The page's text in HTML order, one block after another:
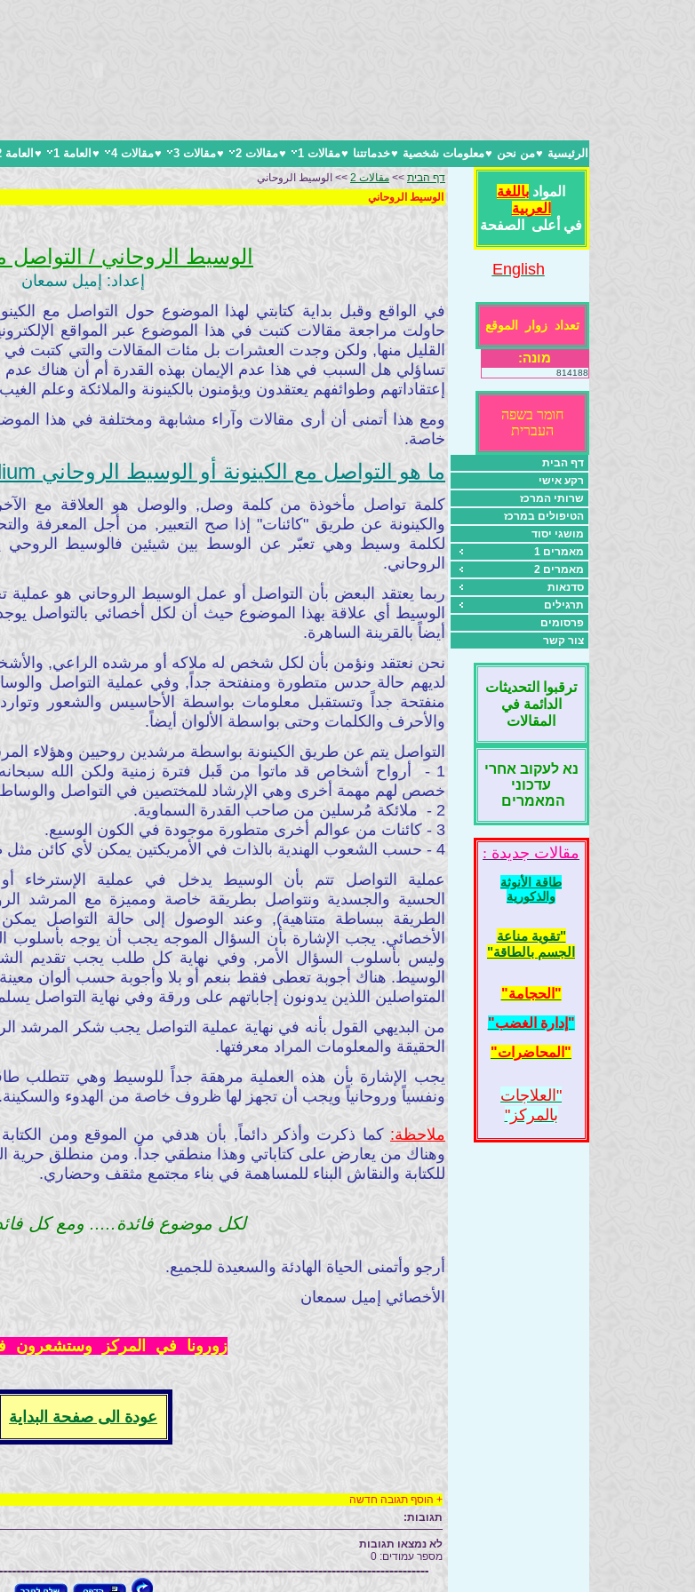
الرئيسية ♥من نحن ♥معلومات شخصية ♥خدماتتنا ♥مقالات 1 ♥مقالات 2 ♥مقالات 3 ♥مقالات 4 ♥ العامة 1 ♥ العامة 2
المواد باللغة
العربية
في أعلى الصفحة
English
تعداد زوار الموقع
מונה:
814188
חומר בשפה
העברית
דף הבית
רקע אישי
שרותי המרכז
הטיפולים במרכז
מושגי יסוד
מאמרים 1
מאמרים 2
סדנאות
תרגילים
פרסומים
צור קשר
ترقبوا التحديثات
الدائمة في
المقالات
נא לעקוב אחרי
עדכוני
המאמרים
مقالات جديدة :
طاقة الأنوثة
والذكورية
"تقوية مناعة
الجسم بالطاقة"
"الحجامة"
"إدارة الغضب"
"المحاضرات"
"العلاجات
بالمركز"
דף הבית >> مقالات 2
>> الوسيط الروحاني
الوسيط الروحاني
الوسيط الروحاني / التواصل
إعداد: إميل سمعان
في الواقع وقبل بداية كتابتي لهذا الموضوع حول التواصل مع
حاولت مراجعة مقالات كتبت في هذا الموضوع عبر المواقع
القليل منها, ولكن وجدت العشرات بل مئات المقالات والتي كتبت في
تساؤلي هل السبب في هذا عدم الإيمان بهذه القدرة أم أن هناك
إعتقاداتهم وطوائفهم يعتقدون ويؤمنون بالكينونة والملائكة وعلم
ومع هذا أتمنى أن أرى مقالات وآراء مشابهة ومختلفة في هذا
خاصة.
ما هو التواصل مع الكينونة أو الوسيط الروحاني Medium:
كلمة تواصل مأخوذة من كلمة وصل, والوصل هو العلاقة مع
والكينونة عن طريق "كائنات" إذا صح التعبير, من أجل المعرفة
لكلمة وسيط وهي تعبّر عن الوسط بين شيئين فالوسيط الروحي
الروحاني.
ربما يعتقد البعض بأن التواصل أو عمل الوسيط الروحاني هو
الوسيط أي علاقة بهذا الموضوع حيث أن لكل أخصائي بالتواصل
أيضاً بالقرينة الساهرة.
نحن نعتقد ونؤمن بأن لكل شخص له ملاكه أو مرشده الراعي,
لديهم حالة حدس متطورة ومنفتحة جداً, وفي عملية التواصل
منفتحة جداً وتستقبل معلومات بواسطة الأحاسيس والشعور وتوارد
والأحرف والكلمات وحتى بواسطة الألوان أيضاً.
التواصل يتم عن طريق الكينونة بواسطة مرشدين روحيين وهؤلاء
1 - أرواح أشخاص قد ماتوا من قَبل فترة زمنية ولكن الله
خصص لهم مهمة أخرى وهي الإرشاد للمختصين في التواصل
2 - ملائكة مُرسلين من صاحب القدرة السماوية.
3 - كائنات من عوالم أخرى متطورة موجودة في الكون الوسيع.
4 - حسب الشعوب الهندية بالذات في الأمريكتين يمكن لأي كائن مثل طائر أو حيوان أن يكون مرشداً أيضاً.
عملية التواصل تتم بأن الوسيط يدخل في عملية الإسترخاء
الحسية والجسدية ونتواصل بطريقة خاصة ومميزة مع المرشد
الطريقة ببساطة متناهية), وعند الوصول إلى حالة التواصل
الأخصائي. يجب الإشارة بأن السؤال الموجه يجب أن يوجه
وليس بأسلوب السؤال الأمر, وفي نهاية كل طلب يجب تقديم
الوسيط. هناك أجوبة تعطى فقط بنعم أو بلا وأجوبة حسب ألوان
المتواصلين اللذين يدونون إجاباتهم على ورقة وفي نهاية التواصل
من البديهي القول بأنه في نهاية عملية التواصل يجب شكر المرشد
الحقيقة والمعلومات المراد معرفتها.
يجب الإشارة بأن هذه العملية مرهقة جداً للوسيط وهي تتطلب
ونفسياً وروحانياً ويجب أن تجهز لها ظروف خاصة من الهدوء والسكينة.
ملاحظة: كما ذكرت وأذكر دائماً, بأن هدفي من الموقع ومن
وهناك من يعارض على كتاباتي وهذا منطقي جداً. ومن منطلق حرية
للكتابة والنقاش البناء للمساهمة في بناء مجتمع مثقف وحضاري.
لكل موضوع فائدة..... ومع كل
أرجو وأتمنى الحياة الهادئة والسعيدة للجميع.
الأخصائي إميل سمعان
زورونا في المركز وستشعرون
عودة الى صفحة البداية
+ הוסף תגובה חדשה
תגובות:
לא נמצאו תגובות
מספר עמודים: 0